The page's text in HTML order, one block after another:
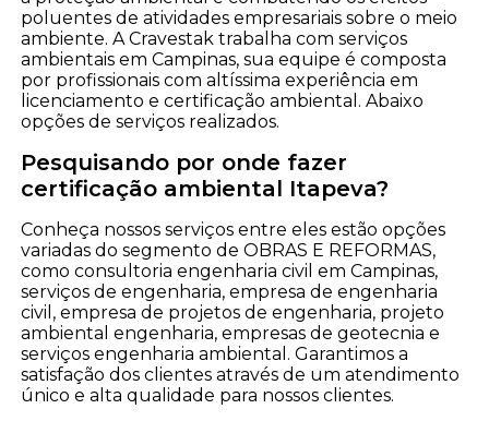
poluentes de atividades empresariais sobre o meio
ambiente. A Cravestak trabalha com serviços
ambientais em Campinas, sua equipe é composta
por profissionais com altíssima experiência em
licenciamento e certificação ambiental. Abaixo
opções de serviços realizados.
Pesquisando por onde fazer
certificação ambiental Itapeva?
Conheça nossos serviços entre eles estão opções
variadas do segmento de OBRAS E REFORMAS,
como consultoria engenharia civil em Campinas,
serviços de engenharia, empresa de engenharia
civil, empresa de projetos de engenharia, projeto
ambiental engenharia, empresas de geotecnia e
serviços engenharia ambiental. Garantimos a
satisfação dos clientes através de um atendimento
único e alta qualidade para nossos clientes.